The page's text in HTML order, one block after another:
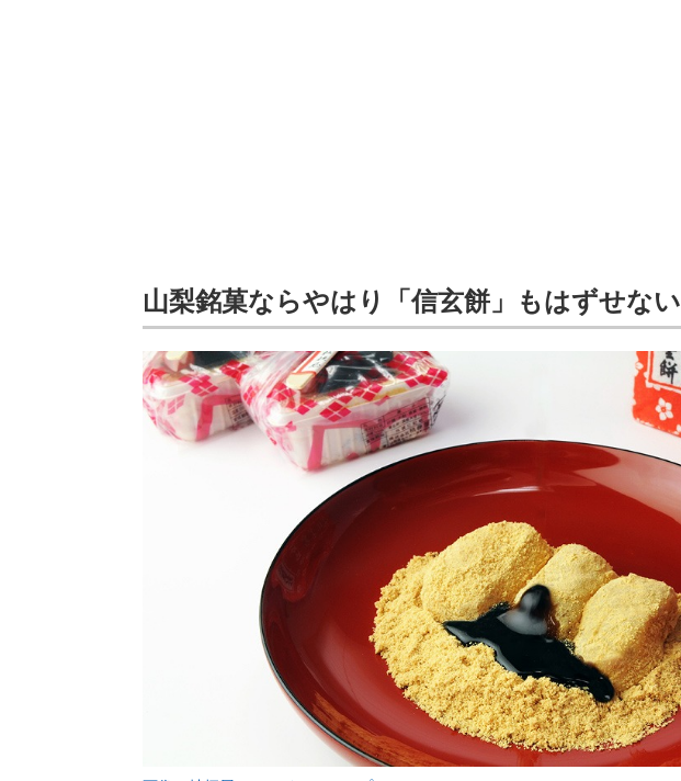
山梨銘菓ならやはり「信玄餅」もはずせない